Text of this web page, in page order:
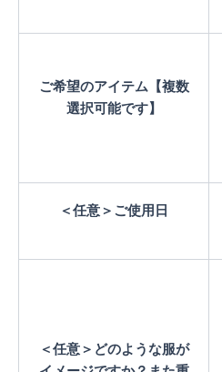
ご希望のアイテム【複数
選択可能です】
＜任意＞ ご使用日
＜任意＞ どのような服が